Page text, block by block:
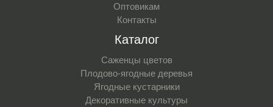
Оптовикам
Контакты
Каталог
Саженцы цветов
Плодово-ягодные деревья
Ягодные кустарники
Декоративные культуры